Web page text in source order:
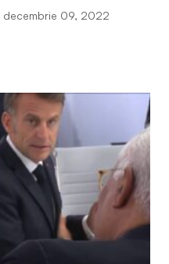
decembrie 09, 2022